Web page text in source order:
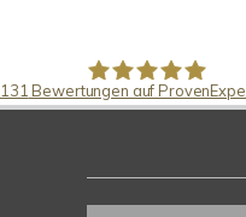
131 Bewertungen auf